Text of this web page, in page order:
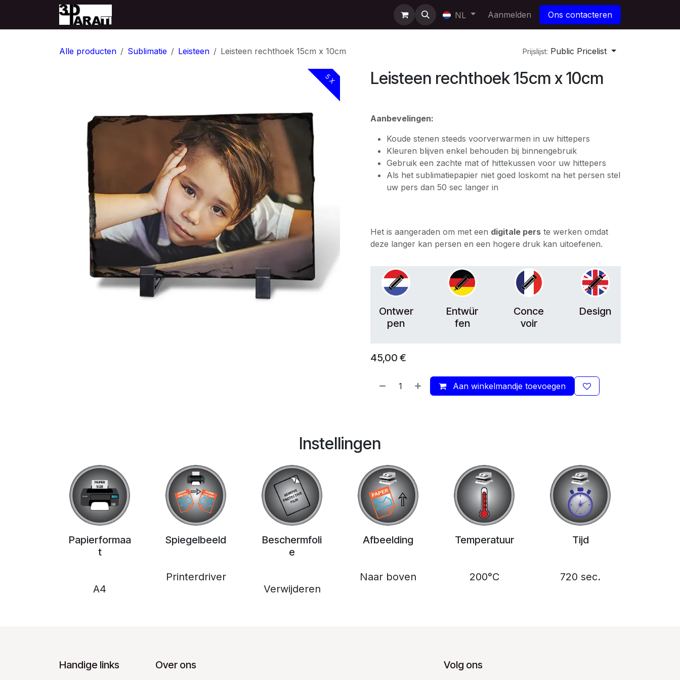
Overslaan naar inhoud
NL Aanmelden Ons contacteren
Alle producten Sublimatie Leisteen Leisteen rechthoek 15cm x 10cm Prijslijst: Public Pricelist
5 X Leisteen rechthoek 15cm x 10cm
Aanbevelingen:
Koude stenen steeds voorverwarmen in uw hittepers
Kleuren blijven enkel behouden bij binnengebruik
Gebruik een zachte mat of hittekussen voor uw hittepers
Als het sublimatiepapier niet goed loskomt na het persen stel
uw pers dan 50 sec langer in
Het is aangeraden om met een digitale pers te werken omdat
deze langer kan persen en een hogere druk kan uitoefenen.
Ontwer
pen
Entwür
fen
Conce
voir
Design
45,00 €
Aan winkelmandje toevoegen
Instellingen
Papierformaa
t
A4
Spiegelbeeld
Printerdriver
Beschermfoli
e
Verwijderen
Afbeelding
Naar boven
Temperatuur
200°C
Tijd
720 sec.
Handige links Over ons Volg ons